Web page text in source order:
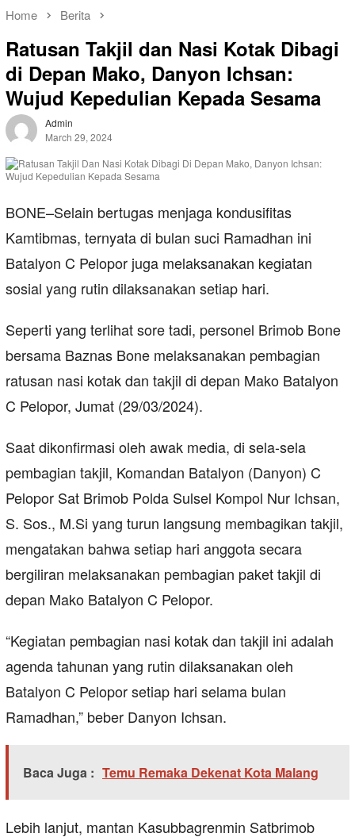
Home Berita
Ratusan Takjil dan Nasi Kotak Dibagi
di Depan Mako, Danyon Ichsan:
Wujud Kepedulian Kepada Sesama
Admin
March 29, 2024
BONE–Selain bertugas menjaga kondusifitas
Kamtibmas, ternyata di bulan suci Ramadhan ini
Batalyon C Pelopor juga melaksanakan kegiatan
sosial yang rutin dilaksanakan setiap hari.
Seperti yang terlihat sore tadi, personel Brimob Bone
bersama Baznas Bone melaksanakan pembagian
ratusan nasi kotak dan takjil di depan Mako Batalyon
C Pelopor, Jumat (29/03/2024).
Saat dikonfirmasi oleh awak media, di sela-sela
pembagian takjil, Komandan Batalyon (Danyon) C
Pelopor Sat Brimob Polda Sulsel Kompol Nur Ichsan,
S. Sos., M.Si yang turun langsung membagikan takjil,
mengatakan bahwa setiap hari anggota secara
bergiliran melaksanakan pembagian paket takjil di
depan Mako Batalyon C Pelopor.
“Kegiatan pembagian nasi kotak dan takjil ini adalah
agenda tahunan yang rutin dilaksanakan oleh
Batalyon C Pelopor setiap hari selama bulan
Ramadhan,” beber Danyon Ichsan.
Baca Juga : Temu Remaka Dekenat Kota Malang
Lebih lanjut, mantan Kasubbagrenmin Satbrimob